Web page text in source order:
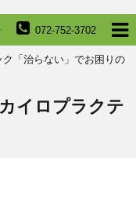
072-752-3702
「治らない」でお困りの
イロプラクテ